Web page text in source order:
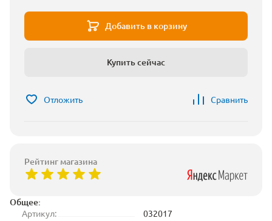
Общее:
Артикул:
032017
Добавить в корзину
Купить сейчас
Отложить Сравнить
Рейтинг магазина